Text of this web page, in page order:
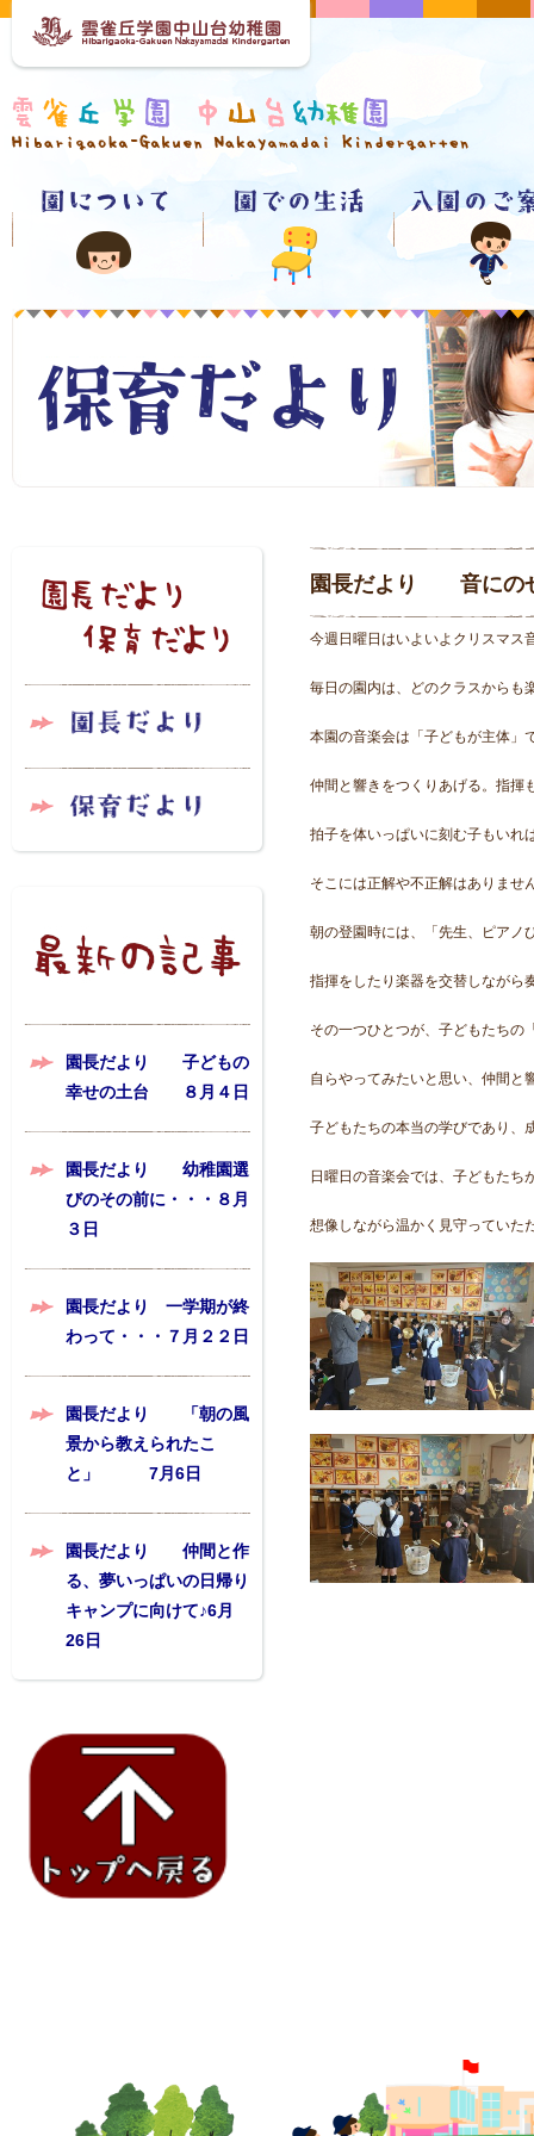
園長だより 子どもの
幸せの土台 ８月４日
園長だより 幼稚園選
びのその前に・・・８月
３日
園長だより 一学期が終
わって・・・７月２２日
園長だより 「朝の風
景から教えられたこ
と」 7月6日
園長だより 仲間と作
る、夢いっぱいの日帰り
キャンプに向けて♪6月
26日
園長だより 音にの
今週日曜日はいよいよクリスマス
毎日の園内は、どのクラスからも
本園の音楽会は「子どもが主体」
仲間と響きをつくりあげる。指揮
拍子を体いっぱいに刻む子もいれ
そこには正解や不正解はありませ
朝の登園時には、「先生、ピアノ
指揮をしたり楽器を交替しながら
その一つひとつが、子どもたちの
自らやってみたいと思い、仲間と
子どもたちの本当の学びであり、
日曜日の音楽会では、子どもたち
想像しながら温かく見守っていた